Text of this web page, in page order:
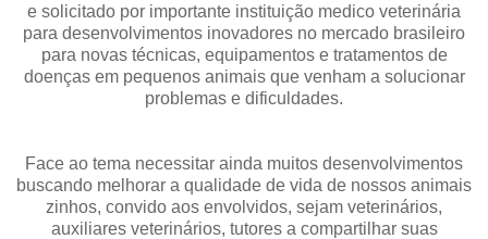
e solicitado por importante instituição medico veterinária
para desenvolvimentos inovadores no mercado brasileiro
para novas técnicas, equipamentos e tratamentos de
doenças em pequenos animais que venham a solucionar
problemas e dificuldades.
Face ao tema necessitar ainda muitos desenvolvimentos
buscando melhorar a qualidade de vida de nossos animais
zinhos, convido aos envolvidos, sejam veterinários,
auxiliares veterinários, tutores a compartilhar suas